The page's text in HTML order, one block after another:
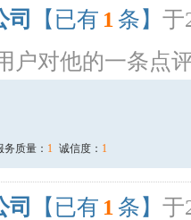
司 【已有 1 条】 于
户对他的一条点
务质量： 1 诚信度： 1
司 【已有 1 条】 于